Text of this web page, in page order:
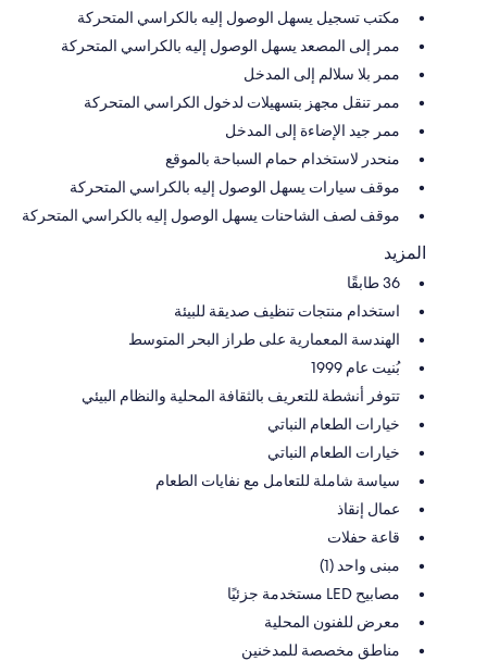
مكتب تسجيل يسهل الوصول إليه بالكراسي المتحركة
ممر إلى المصعد يسهل الوصول إليه بالكراسي المتحركة
ممر بلا سلالم إلى المدخل
ممر تنقل مجهز بتسهيلات لدخول الكراسي المتحركة
ممر جيد الإضاءة إلى المدخل
منحدر لاستخدام حمام السباحة بالموقع
موقف سيارات يسهل الوصول إليه بالكراسي المتحركة
موقف لصف الشاحنات يسهل الوصول إليه بالكراسي المتحركة
المزيد
36 طابقًا
استخدام منتجات تنظيف صديقة للبيئة
الهندسة المعمارية على طراز البحر المتوسط
بُنيت عام 1999
تتوفر أنشطة للتعريف بالثقافة المحلية والنظام البيئي
خيارات الطعام النباتي
خيارات الطعام النباتي
سياسة شاملة للتعامل مع نفايات الطعام
عمال إنقاذ
قاعة حفلات
مبنى واحد (1)
مصابيح LED مستخدمة جزئيًا
معرض للفنون المحلية
مناطق مخصصة للمدخنين